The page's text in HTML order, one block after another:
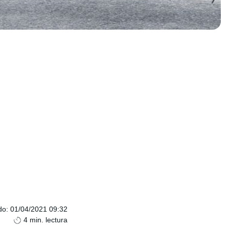
: 01/04/2021 09:32
4 min. lectura